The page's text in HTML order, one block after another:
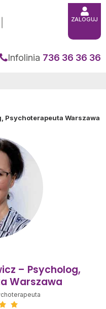
Infolinia 736 36 36 36
ZALOGUJ
Psychoterapeuta Warszawa
– Psycholog,
Warszawa